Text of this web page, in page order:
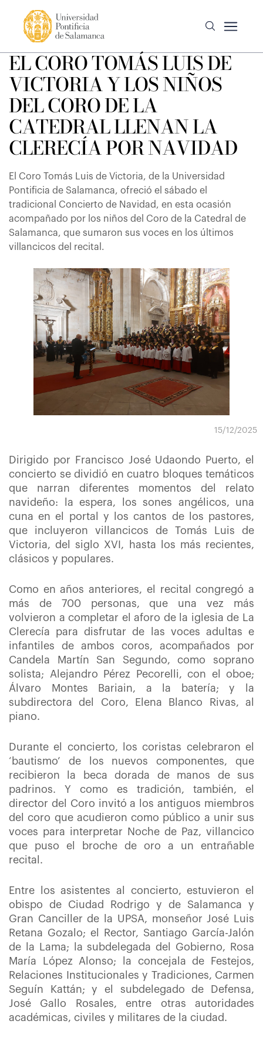
EL CORO TOMÁS LUIS DE
VICTORIA Y LOS NIÑOS
DEL CORO DE LA
CATEDRAL LLENAN LA
CLERECÍA POR NAVIDAD
El Coro Tomás Luis de Victoria, de la Universidad
Pontificia de Salamanca, ofreció el sábado el
tradicional Concierto de Navidad, en esta ocasión
acompañado por los niños del Coro de la Catedral de
Salamanca, que sumaron sus voces en los últimos
villancicos del recital.
15/12/2025
Dirigido por Francisco José Udaondo Puerto, el
concierto se dividió en cuatro bloques temáticos
que narran diferentes momentos del relato
navideño: la espera, los sones angélicos, una
cuna en el portal y los cantos de los pastores,
que incluyeron villancicos de Tomás Luis de
Victoria, del siglo XVI, hasta los más recientes,
clásicos y populares.
Como en años anteriores, el recital congregó a
más de 700 personas, que una vez más
volvieron a completar el aforo de la iglesia de La
Clerecía para disfrutar de las voces adultas e
infantiles de ambos coros, acompañados por
Candela Martín San Segundo, como soprano
solista; Alejandro Pérez Pecorelli, con el oboe;
Álvaro Montes Bariain, a la batería; y la
subdirectora del Coro, Elena Blanco Rivas, al
piano.
Durante el concierto, los coristas celebraron el
‘bautismo’ de los nuevos componentes, que
recibieron la beca dorada de manos de sus
padrinos. Y como es tradición, también, el
director del Coro invitó a los antiguos miembros
del coro que acudieron como público a unir sus
voces para interpretar Noche de Paz, villancico
que puso el broche de oro a un entrañable
recital.
Entre los asistentes al concierto, estuvieron el
obispo de Ciudad Rodrigo y de Salamanca y
Gran Canciller de la UPSA, monseñor José Luis
Retana Gozalo; el Rector, Santiago García-Jalón
de la Lama; la subdelegada del Gobierno, Rosa
María López Alonso; la concejala de Festejos,
Relaciones Institucionales y Tradiciones, Carmen
Seguín Kattán; y el subdelegado de Defensa,
José Gallo Rosales, entre otras autoridades
académicas, civiles y militares de la ciudad.